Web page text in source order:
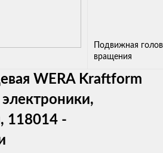
Подвижная
вращения
WERA Kraftform
118014 -